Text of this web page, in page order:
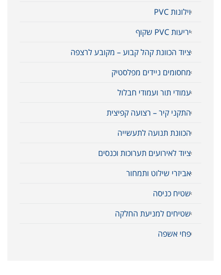
וילונות PVC
יריעות PVC שקוף
ציוד הכוונת קהל קבוע – מקובע לרצפה
מחסומים ניידים מפלסטיק
עמודי תור ועמודי חבלול
התקני קיר – רצועה קפיצית
הכוונת תנועה לתעשייה
ציוד לאירועים תערוכות וכנסים
אביזרי שילוט ותמחור
שטיח כניסה
שטיחים למניעת החלקה
פחי אשפה